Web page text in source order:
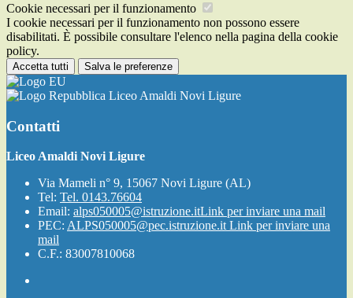
Cookie necessari per il funzionamento
I cookie necessari per il funzionamento non possono essere
disabilitati. È possibile consultare l'elenco nella pagina della cookie
policy.
Accetta tutti Salva le preferenze
Liceo Amaldi Novi Ligure
Contatti
Liceo Amaldi Novi Ligure
Via Mameli n° 9, 15067 Novi Ligure (AL)
Tel: Tel. 0143.76604
Email: alps050005@istruzione.itLink per inviare una mail
PEC: ALPS050005@pec.istruzione.it Link per inviare una
mail
C.F.: 83007810068